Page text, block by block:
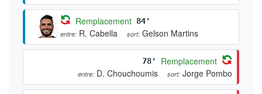
Remplacement 84'
entre: R. Cabella sort: Gelson Martins
78' Remplacement
entre: D. Chouchoumis sort: Jorge Pombo